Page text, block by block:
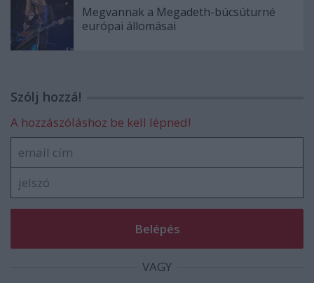
Megvannak a Megadeth-búcsúturné
európai állomásai
Szólj hozzá!
A hozzászóláshoz be kell lépned!
VAGY